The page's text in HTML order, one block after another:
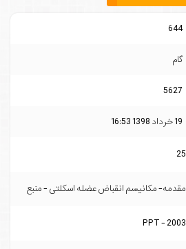
644
گام
5627
19 خرداد 1398 16:53
25
مقدمه- مکانیسم انقباض عضله اسکلتی - منبع
PPT - 2003